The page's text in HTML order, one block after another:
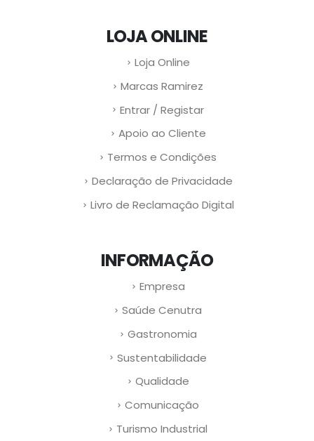
LOJA ONLINE
Loja Online
Marcas Ramirez
Entrar / Registar
Apoio ao Cliente
Termos e Condições
Declaração de Privacidade
Livro de Reclamação Digital
INFORMAÇÃO
Empresa
Saúde Cenutra
Gastronomia
Sustentabilidade
Qualidade
Comunicação
Turismo Industrial